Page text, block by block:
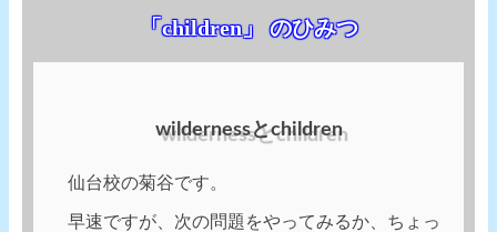
「children」 のひみつ
wildernessとchildren
仙台校の菊谷です。
早速ですが、次の問題をやってみるか、ちょっ